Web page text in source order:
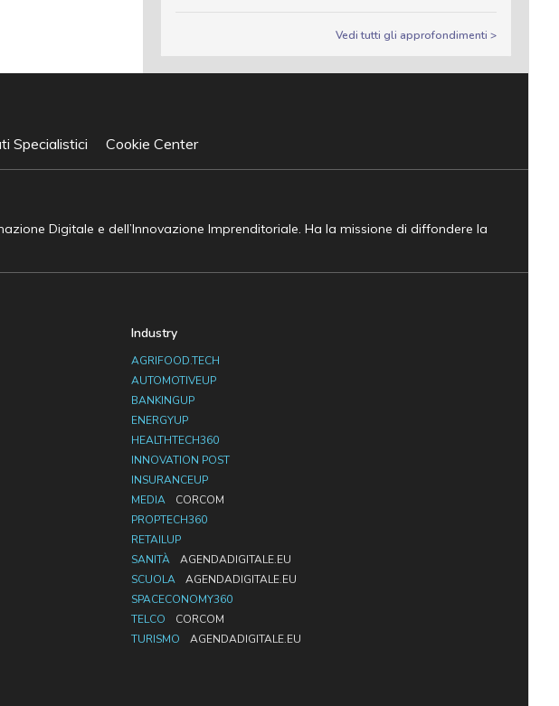
Vedi tutti gli approfondimenti >
Specialistici Cookie Center
Digitale e dell’Innovazione Imprenditoriale. Ha la missione di diffondere la
Industry
AGRIFOOD.TECH
AUTOMOTIVEUP
BANKINGUP
ENERGYUP
HEALTHTECH360
INNOVATION POST
INSURANCEUP
MEDIA
CORCOM
PROPTECH360
RETAILUP
SANITÀ
AGENDADIGITALE.EU
SCUOLA
AGENDADIGITALE.EU
SPACECONOMY360
TELCO
CORCOM
TURISMO
AGENDADIGITALE.EU